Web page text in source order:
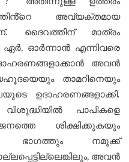
അവ്യക്തമായ
ദൈവത്തിന് മാത്രം
ഓര്‍ന്നാന്‍ എന്നിവരെ
അവൻ
താമറിനെയും
ഉദാഹരണങ്ങളാക്കി.
പാപികളെ
ശിക്ഷിക്കുകയും
ഭാഗത്തും നമുക്ക്
അവൻ